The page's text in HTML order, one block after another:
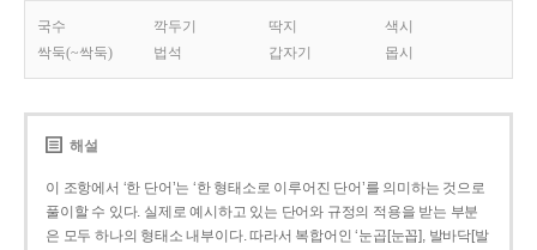
국수 깍두기 딱지
색시
싹둑(~싹둑)
법석 갑자기 몹시
해설
이 조항에서 ‘한 단어’는 ‘한 형태소로 이루어진 단어’를 의미하는 것으로
풀이할 수 있다. 실제로 예시하고 있는 단어와 규정의 적용을 받는 부분
은 모두 하나의 형태소 내부이다. 따라서 복합어인 ‘눈곱[눈꼽], 발바닥[발